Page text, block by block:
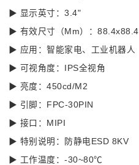
▶ 显示英寸：3.4"
▶ 有效尺寸（Mm）：88.4x88.4
▶ 应用：智能家电、工业机器人
▶ 可视角度：IPS全视角
▶ 亮度：450cd/M2
▶ 引脚：FPC-30PIN
▶ 接口：MIPI
▶ 特别说明：防静电ESD 8KV
▶ 工作温度：-30~80℃